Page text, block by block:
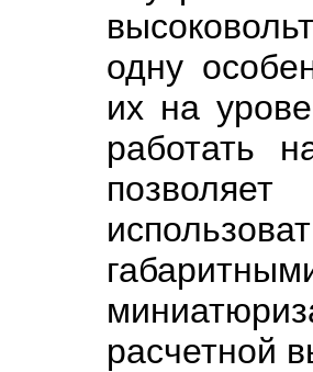
одну
их на
работать
расчетной